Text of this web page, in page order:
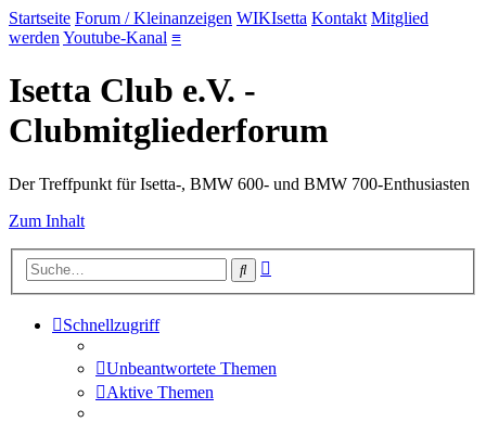
Startseite Forum / Kleinanzeigen WIKIsetta Kontakt Mitglied
werden Youtube-Kanal ≡
Isetta Club e.V. -
Clubmitgliederforum
Der Treffpunkt für Isetta-, BMW 600- und BMW 700-Enthusiasten
Zum Inhalt
Suche
Schnellzugriff
Unbeantwortete Themen
Aktive Themen